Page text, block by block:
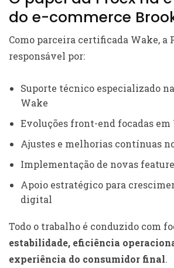
do e-commerce
Como parceira certificada Wake, a
responsável por:
Suporte técnico especializado
Wake
Evoluções front-end focadas em
Ajustes e melhorias contínuas
Implementação de novas
Apoio estratégico para
digital
Todo o trabalho é conduzido com
estabilidade, eficiência
experiência do consumidor final.